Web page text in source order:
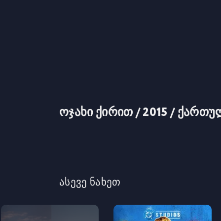
ოჯახი ქირით / 2015 /
ასევე ნახეთ